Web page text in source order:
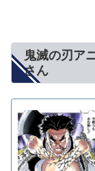
鬼滅の刃ア
さん